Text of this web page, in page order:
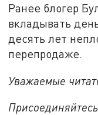
Ранее блогер
вкладывать
десять лет
перепродаже.
Уважаемые